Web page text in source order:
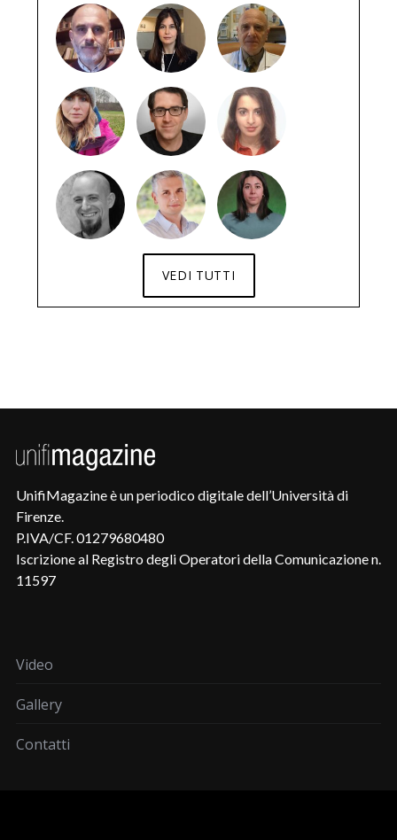
VEDI TUTTI
UnifiMagazine è un periodico digitale dell’Università di
Firenze.
P.IVA/CF. 01279680480
Iscrizione al Registro degli Operatori della Comunicazione n.
11597
Video
Gallery
Contatti